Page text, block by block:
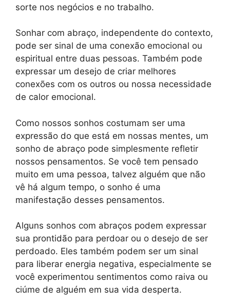
sorte nos negócios e no trabalho.
Sonhar com abraço, independente do contexto,
pode ser sinal de uma conexão emocional ou
espiritual entre duas pessoas. Também pode
expressar um desejo de criar melhores
conexões com os outros ou nossa necessidade
de calor emocional.
Como nossos sonhos costumam ser uma
expressão do que está em nossas mentes, um
sonho de abraço pode simplesmente refletir
nossos pensamentos. Se você tem pensado
muito em uma pessoa, talvez alguém que não
vê há algum tempo, o sonho é uma
manifestação desses pensamentos.
Alguns sonhos com abraços podem expressar
sua prontidão para perdoar ou o desejo de ser
perdoado. Eles também podem ser um sinal
para liberar energia negativa, especialmente se
você experimentou sentimentos como raiva ou
ciúme de alguém em sua vida desperta.